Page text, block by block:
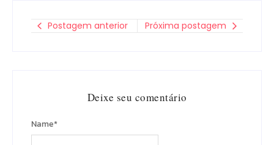
Postagem anterior Próxima postagem
Deixe seu comentário
Name*